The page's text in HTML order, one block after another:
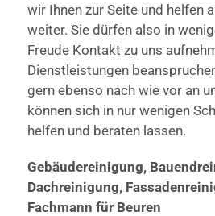
wir Ihnen zur Seite und helfen
weiter. Sie dürfen also in
Freude Kontakt zu uns
Dienstleistungen
gern ebenso nach wie vor an
können sich in nur wenigen
helfen und beraten lassen.
Gebäudereinigung,
Dachreinigung,
Fachmann für Beuren